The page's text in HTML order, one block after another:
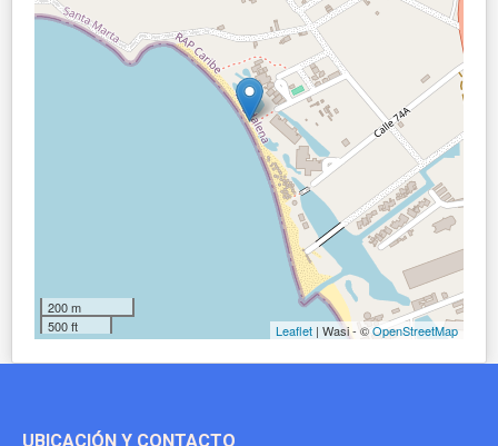
200 m
500 ft
Leaflet | Wasi - ©OpenStreetMap
UBICACIÓN Y CONTACTO